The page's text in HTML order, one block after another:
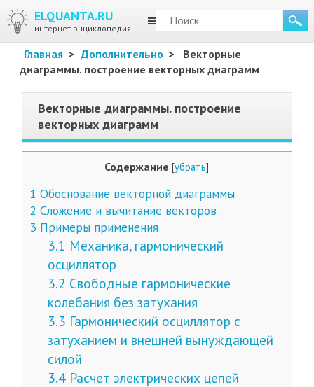
ELQUANTA.RU
интернет-энциклопедия
МЕНЮ
Главная > Дополнительно >
Векторные
диаграммы. построение векторных диаграмм
Векторные диаграммы. построение
векторных диаграмм
Содержание [убрать]
1 Обоснование векторной диаграммы
2 Сложение и вычитание векторов
3 Примеры применения
3.1 Механика, гармонический
осциллятор
3.2 Свободные гармонические
колебания без затухания
3.3 Гармонический осциллятор с
затуханием и внешней вынуждающей
силой
3.4 Расчет электрических цепей